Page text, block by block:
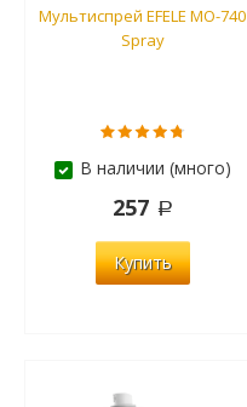
Мультиспрей EFELE MO-740
Spray
В наличии (много)
257
Купить